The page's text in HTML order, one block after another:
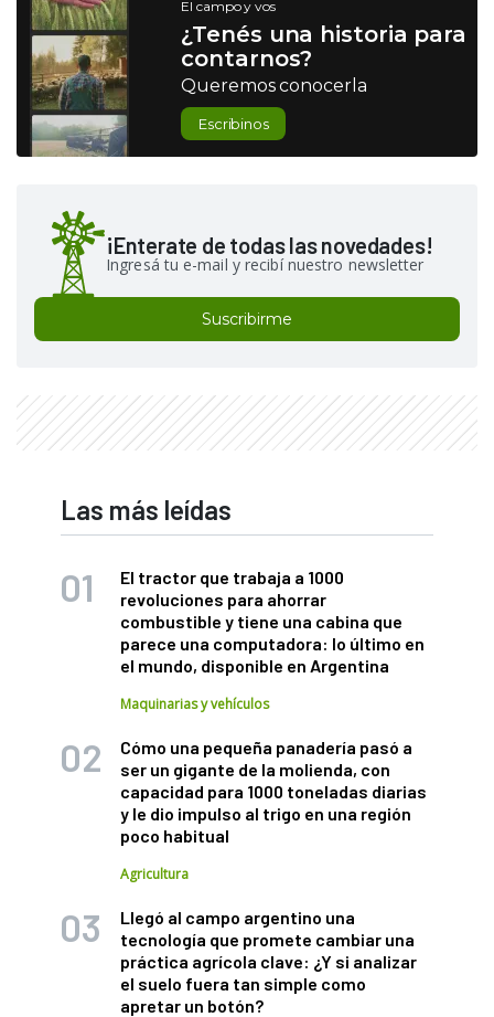
El campo y vos
¿Tenés una historia para
contarnos?
Queremos conocerla
Escribinos
¡Enterate de todas las novedades!
Ingresá tu e-mail y recibí nuestro newsletter
Suscribirme
Las más leídas
El tractor que trabaja a 1000
revoluciones para ahorrar
combustible y tiene una cabina que
parece una computadora: lo último en
el mundo, disponible en Argentina
Maquinarias y vehículos
Cómo una pequeña panadería pasó a
ser un gigante de la molienda, con
capacidad para 1000 toneladas diarias
y le dio impulso al trigo en una región
poco habitual
Agricultura
Llegó al campo argentino una
tecnología que promete cambiar una
práctica agrícola clave: ¿Y si analizar
el suelo fuera tan simple como
apretar un botón?